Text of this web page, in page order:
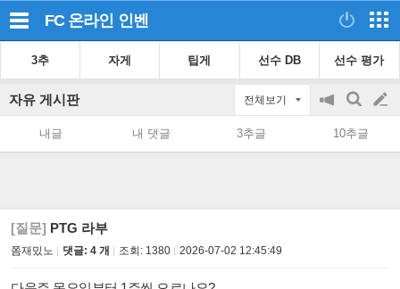
FC 온라인 인벤
3추 자게 팁게 선수 DB 선수 평가
자유 게시판 전체보기
공
지
on/off
검
색
글
쓰
내글 내 댓글 3추글 10추글
[질문] PTG 라부
쫌재밌노 댓글: 4 개 조회: 1380 2026-07-02 12:45:49